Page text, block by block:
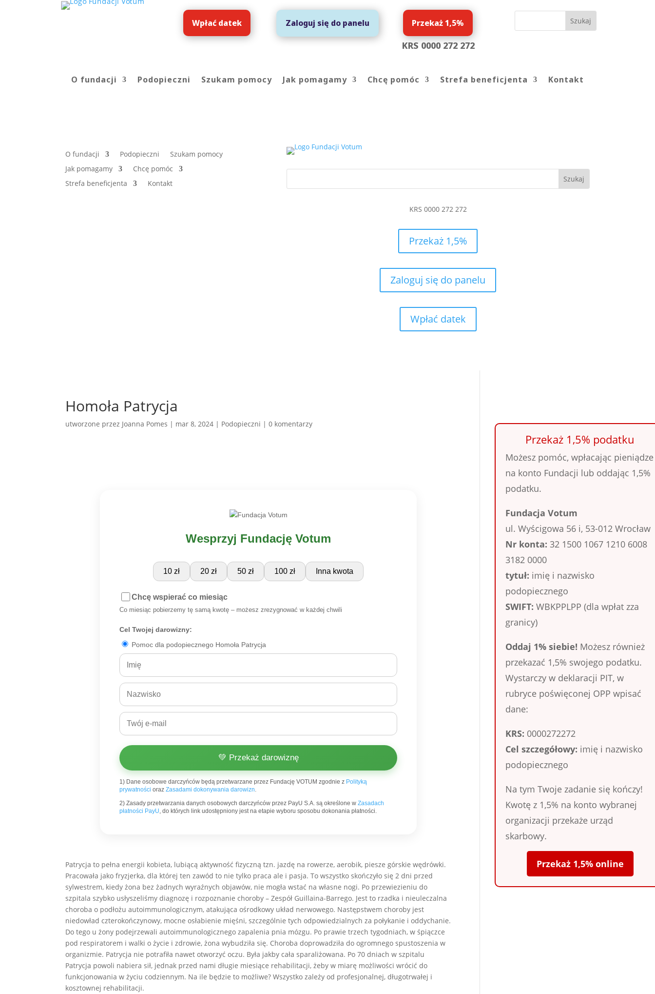
Wpłać datek Zaloguj się do panelu Przekaż 1,5%
KRS 0000 272 272
O fundacji Podopieczni Szukam pomocy Jak pomagamy Chcę pomóc Strefa beneficjenta Kontakt
O fundacji Podopieczni
Szukam pomocy
Jak pomagamy
Chcę pomóc
Strefa beneficjenta
Kontakt
KRS 0000 272 272
Przekaż 1,5%
Zaloguj się do panelu
Wpłać datek
Homoła Patrycja
utworzone przez Joanna Pomes | mar 8, 2024 | Podopieczni |0 komentarzy
Wesprzyj Fundację Votum
10 zł 20 zł 50 zł 100 zł Inna kwota
Chcę wspierać co miesiąc
Co miesiąc pobierzemy tę samą kwotę – możesz zrezygnować w każdej chwili
Cel Twojej darowizny:
Pomoc dla podopiecznego Homoła Patrycja
💚 Przekaż darowiznę
1) Dane osobowe darczyńców będą przetwarzane przez Fundację VOTUM zgodnie z Polityką
prywatności orazZasadami dokonywania darowizn.
2) Zasady przetwarzania danych osobowych darczyńców przez PayU S.A. są określone wZasadach
płatności PayU, do których link udostępniony jest na etapie wyboru sposobu dokonania płatności.
Patrycja to pełna energii kobieta, lubiącą aktywność fizyczną tzn. jazdę na rowerze, aerobik, piesze górskie wędrówki.
Pracowała jako fryzjerka, dla której ten zawód to nie tylko praca ale i pasja. To wszystko skończyło się 2 dni przed
sylwestrem, kiedy żona bez żadnych wyraźnych objawów, nie mogła wstać na własne nogi. Po przewiezieniu do
szpitala szybko usłyszeliśmy diagnozę i rozpoznanie choroby – Zespół Guillaina-Barrego. Jest to rzadka i nieuleczalna
choroba o podłożu autoimmunologicznym, atakująca ośrodkowy układ nerwowego. Następstwem choroby jest
niedowład czterokończynowy, mocne osłabienie mięśni, szczególnie tych odpowiedzialnych za połykanie i oddychanie.
Do tego u żony podejrzewali autoimmunologicznego zapalenia pnia mózgu. Po prawie trzech tygodniach, w śpiączce
pod respiratorem i walki o życie i zdrowie, żona wybudziła się. Choroba doprowadziła do ogromnego spustoszenia w
organizmie. Patrycja nie potrafiła nawet otworzyć oczu. Była jakby cała sparaliżowana. Po 70 dniach w szpitalu
Patrycja powoli nabiera sił, jednak przed nami długie miesiące rehabilitacji, żeby w miarę możliwości wrócić do
funkcjonowania w życiu codziennym. Na ile będzie to możliwe? Wszystko zależy od profesjonalnej, długotrwałej i
kosztownej rehabilitacji.
Przekaż 1,5% podatku
Możesz pomóc, wpłacając pieniądze
na konto Fundacji lub oddając 1,5%
podatku.
Fundacja Votum
ul. Wyścigowa 56 i, 53-012 Wrocław
Nr konta: 32 1500 1067 1210 6008
3182 0000
tytuł: imię i nazwisko
podopiecznego
SWIFT: WBKPPLPP (dla wpłat zza
granicy)
Oddaj 1% siebie! Możesz również
przekazać 1,5% swojego podatku.
Wystarczy w deklaracji PIT, w
rubryce poświęconej OPP wpisać
dane:
KRS: 0000272272
Cel szczegółowy: imię i nazwisko
podopiecznego
Na tym Twoje zadanie się kończy!
Kwotę z 1,5% na konto wybranej
organizacji przekaże urząd
skarbowy.
Przekaż 1,5% online